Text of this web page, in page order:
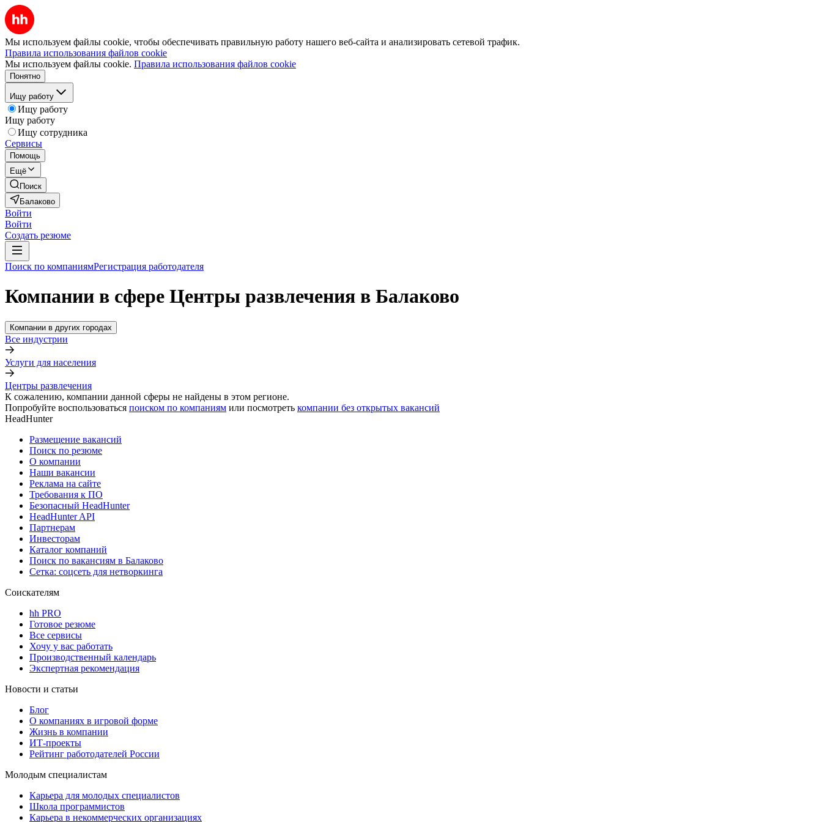
Мы используем файлы cookie, чтобы обеспечивать правильную работу нашего веб-сайта и анализировать сетевой трафик.
Правила использования файлов cookie
Мы используем файлы cookie. Правила использования файлов cookie
Понятно
Ищу работу
Ищу работу
Ищу работу
Ищу сотрудника
Сервисы
Помощь
Ещё
Поиск
Балаково
Войти
Войти
Создать резюме
Поиск по компаниямРегистрация работодателя
Компании в сфере Центры развлечения в Балаково
Компании в других городах
Все индустрии
Услуги для населения
Центры развлечения
К сожалению, компании данной сферы не найдены в этом регионе.
Попробуйте воспользоваться поиском по компаниям или посмотреть компании без открытых вакансий
HeadHunter
Размещение вакансий
Поиск по резюме
О компании
Наши вакансии
Реклама на сайте
Требования к ПО
Безопасный HeadHunter
HeadHunter API
Партнерам
Инвесторам
Каталог компаний
Поиск по вакансиям в Балаково
Сетка: соцсеть для нетворкинга
Соискателям
hh PRO
Готовое резюме
Все сервисы
Хочу у вас работать
Производственный календарь
Экспертная рекомендация
Новости и статьи
Блог
О компаниях в игровой форме
Жизнь в компании
ИТ-проекты
Рейтинг работодателей России
Молодым специалистам
Карьера для молодых специалистов
Школа программистов
Карьера в некоммерческих организациях